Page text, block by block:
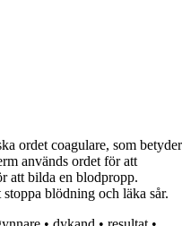
ordet coagulare, som betyder
används ordet för att
att bilda en blodpropp.
blödning och läka sår.